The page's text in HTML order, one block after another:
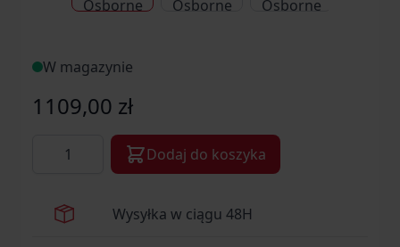
W magazynie
1109,00 zł
Dodaj do koszyka
Wysyłka w ciągu 48H